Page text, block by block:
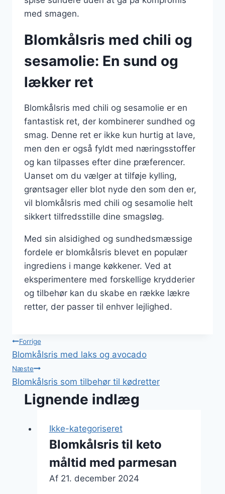
med smagen.
Blomkålsris med chili og
sesamolie: En sund og
lækker ret
Blomkålsris med chili og sesamolie er en
fantastisk ret, der kombinerer sundhed og
smag. Denne ret er ikke kun hurtig at lave,
men den er også fyldt med næringsstoffer
og kan tilpasses efter dine præferencer.
Uanset om du vælger at tilføje kylling,
grøntsager eller blot nyde den som den er,
vil blomkålsris med chili og sesamolie helt
sikkert tilfredsstille dine smagsløg.
Med sin alsidighed og sundhedsmæssige
fordele er blomkålsris blevet en populær
ingrediens i mange køkkener. Ved at
eksperimentere med forskellige krydderier
og tilbehør kan du skabe en række lækre
retter, der passer til enhver lejlighed.
Indlægsnavigation
Forrige
Blomkålsris med laks og avocado
Næste
Blomkålsris som tilbehør til kødretter
Lignende indlæg
Ikke-kategoriseret
Blomkålsris til keto
måltid med parmesan
Af 21. december 2024